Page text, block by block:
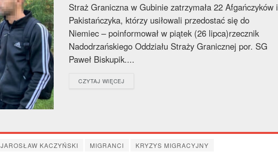
Straż Graniczna w Gubinie zatrzymała 22 Afgańczyków i
Pakistańczyka, którzy usiłowali przedostać się do
Niemiec – poinformował w piątek (26 lipca)rzecznik
Nadodrzańskiego Oddziału Straży Granicznej por. SG
Paweł Biskupik....
CZYTAJ WIĘCEJ
JAROSŁAW KACZYŃSKI MIGRANCI
KRYZYS MIGRACYJNY